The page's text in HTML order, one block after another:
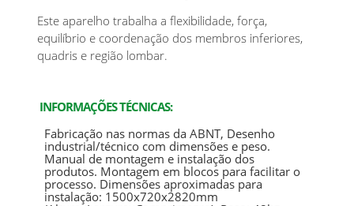
Este aparelho trabalha a flexibilidade, força,
equilíbrio e coordenação dos membros inferiores,
quadris e região lombar.
INFORMAÇÕES TÉCNICAS:
Fabricação nas normas da ABNT, Desenho
industrial/técnico com dimensões e peso.
Manual de montagem e instalação dos
produtos. Montagem em blocos para facilitar o
processo. Dimensões aproximadas para
instalação: 1500x720x2820mm